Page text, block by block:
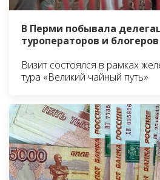
В Перми побывала
туроператоров и
Визит состоялся в рамках
тура «Великий чайный путь»